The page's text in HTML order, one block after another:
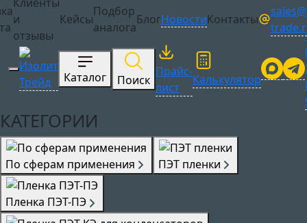
Сотрудничество
и
отзывы
Кейсы
Подбор
аналога
БлогНовостиКонтакты
Каталог Поиск
Прайс-
лист
Калькулятор
КАТЕГОРИИ
По сферам применения ПЭТ пленки
Пленка ПЭТ-ПЭ